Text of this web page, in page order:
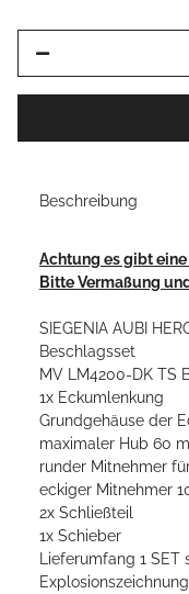
Beschreibung
Achtung es gibt
Bitte Vermaßung
SIEGENIA AUBI
Beschlagsset
MV LM4200-DK TS
1x Eckumlenkung
Grundgehäuse der
maximaler Hub 60
runder Mitnehmer
eckiger Mitnehmer
2x Schließteil
1x Schieber
Lieferumfang 1